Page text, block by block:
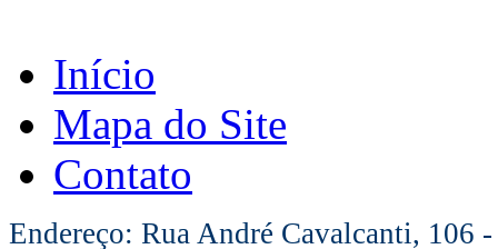
Início
Mapa do Site
Contato
Endereço: Rua André Cavalcanti, 106